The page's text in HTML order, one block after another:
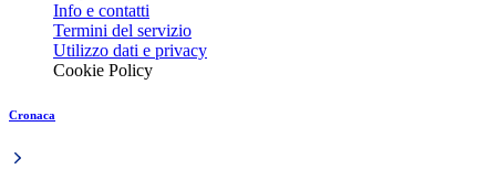
Info e contatti
Termini del servizio
Utilizzo dati e privacy
Cookie Policy
Cronaca